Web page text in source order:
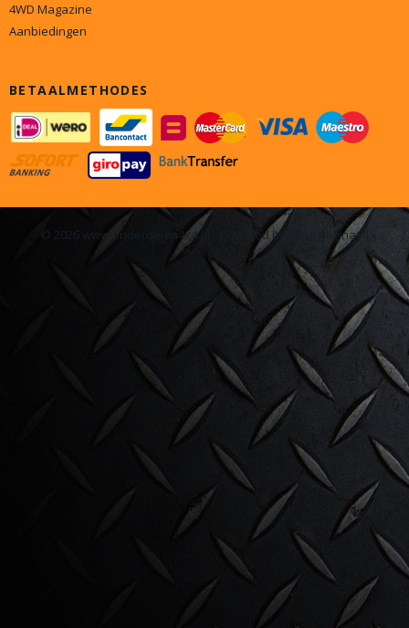
4WD Magazine
Aanbiedingen
BETAALMETHODES
© 2026 www.onderdelen4x4.nl - Powered by Shoppagina.nl